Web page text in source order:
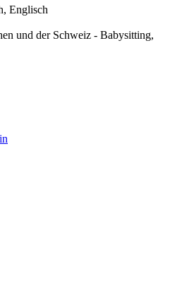
Englisch
und der Schweiz - Babysitting,